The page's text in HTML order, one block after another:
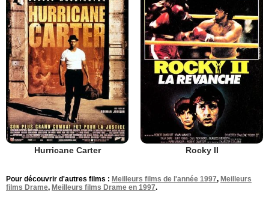
Hurricane Carter Rocky II
Pour découvrir d'autres films : Meilleurs films de l'année 1997, Meilleurs
films Drame, Meilleurs films Drame en 1997.